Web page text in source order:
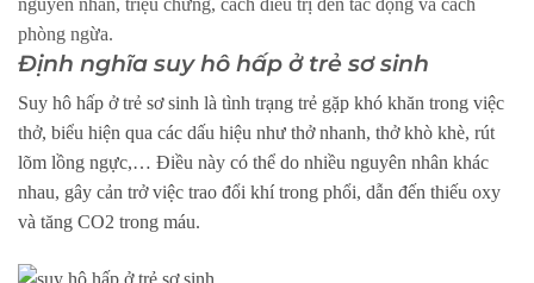
phòng ngừa.
Định nghĩa suy hô hấp ở trẻ sơ sinh
Suy hô hấp ở trẻ sơ sinh là tình trạng trẻ gặp khó khăn trong việc
thở, biểu hiện qua các dấu hiệu như thở nhanh, thở khò khè, rút
lõm lồng ngực,… Điều này có thể do nhiều nguyên nhân khác
nhau, gây cản trở việc trao đổi khí trong phổi, dẫn đến thiếu oxy
và tăng CO2 trong máu.